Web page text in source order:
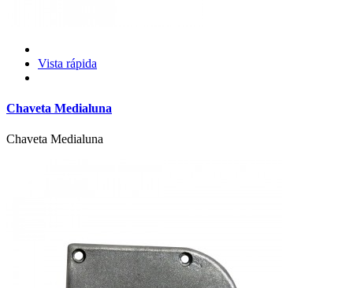
Vista rápida
Chaveta Medialuna
Chaveta Medialuna